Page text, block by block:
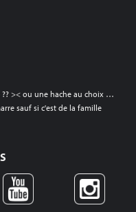
>< ou une hache au choix …
sauf si c'est de la famille